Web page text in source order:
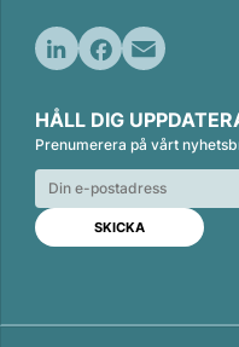
n
k
e
d
n
c
e
b
o
o
k
a
i
l
HÅLL DIG
Prenumerera på vårt